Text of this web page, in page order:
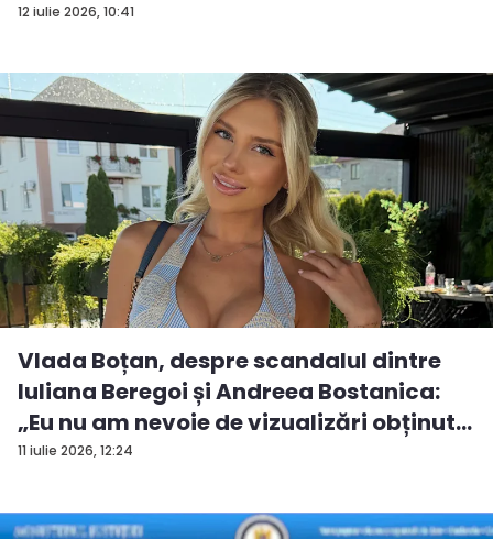
12 iulie 2026, 10:41
11 iulie 2026, 12:24
Vlada Boțan, despre scandalul dintre
Iuliana Beregoi și Andreea Bostanica:
„Eu nu am nevoie de vizualizări obținut...